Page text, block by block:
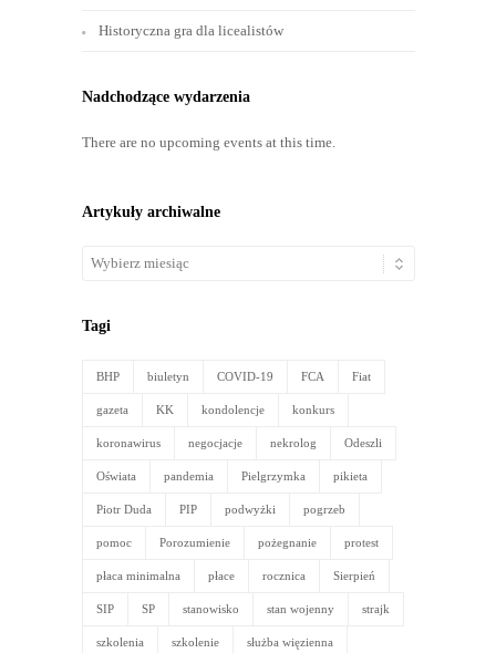
Historyczna gra dla licealistów
Nadchodzące wydarzenia
There are no upcoming events at this time.
Artykuły archiwalne
Artykuły
Tagi
BHP biuletyn COVID-19 FCA Fiat
gazeta KK kondolencje konkurs
koronawirus negocjacje nekrolog Odeszli
Oświata pandemia Pielgrzymka pikieta
Piotr Duda PIP podwyżki pogrzeb
pomoc Porozumienie pożegnanie protest
płaca minimalna płace rocznica Sierpień
SIP SP stanowisko stan wojenny strajk
szkolenia szkolenie służba więzienna